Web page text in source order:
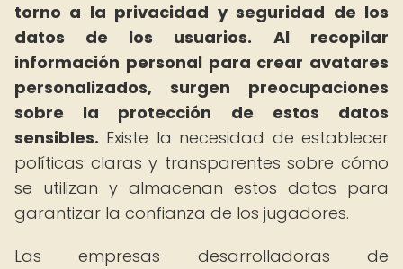
torno a la privacidad y seguridad de los
datos de los usuarios.
Al recopilar
información personal para crear avatares
personalizados, surgen preocupaciones
sobre la protección de estos datos
sensibles. Existe la necesidad de establecer
políticas claras y transparentes sobre cómo
se utilizan y almacenan estos datos para
garantizar la confianza de los jugadores.
Las empresas desarrolladoras de